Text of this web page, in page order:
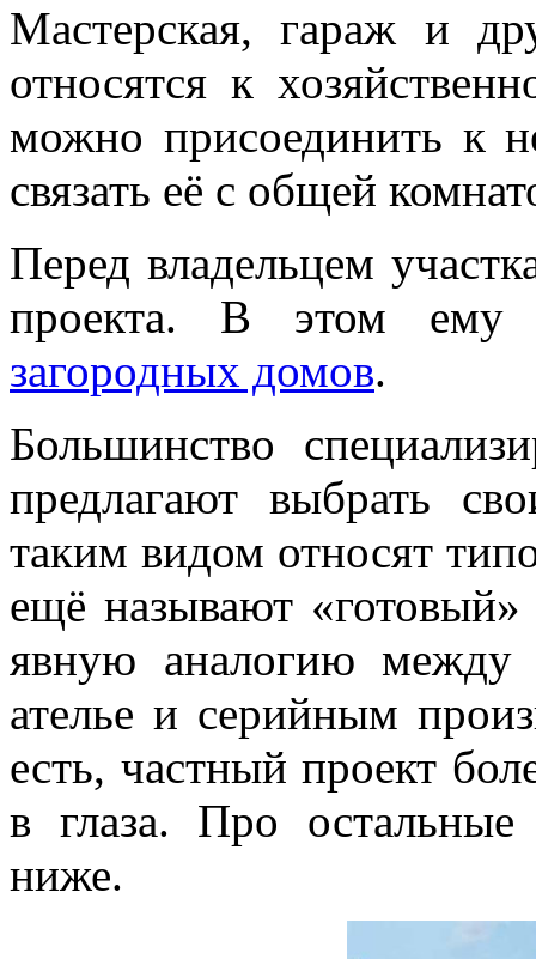
Мастерская, гараж и
относятся к
можно присоединить к
связать её с общей
Перед владельцем
проекта. В этом
загородных домов.
Большинство
предлагают выбрать
таким видом относят
ещё называют
явную аналогию между
ателье и серийным
есть, частный проект
в глаза. Про
ниже.